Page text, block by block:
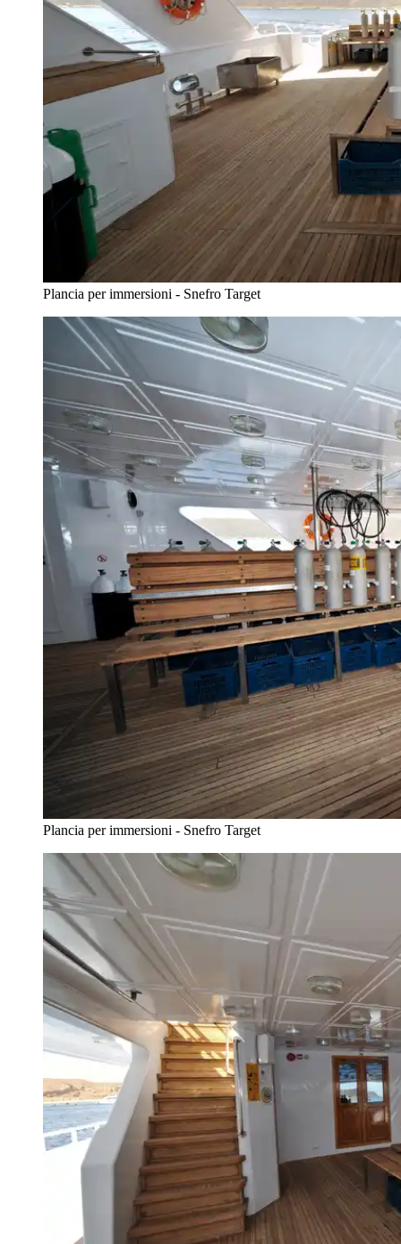
Plancia per immersioni - Snefro Target
Plancia per immersioni - Snefro Target